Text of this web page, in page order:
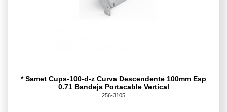
* Samet Cups-100-d-z Curva Descendente 100mm Esp
0.71 Bandeja Portacable Vertical
256-3105